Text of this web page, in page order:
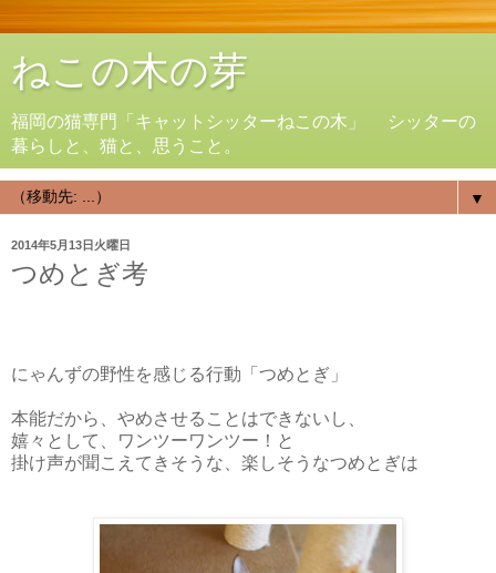
ねこの木の芽
福岡の猫専門「キャットシッターねこの木」 シッターの
暮らしと、猫と、思うこと。
▼
2014年5月13日火曜日
つめとぎ考
にゃんずの野性を感じる行動「つめとぎ」
本能だから、やめさせることはできないし、
嬉々として、ワンツーワンツー！と
掛け声が聞こえてきそうな、楽しそうなつめとぎは